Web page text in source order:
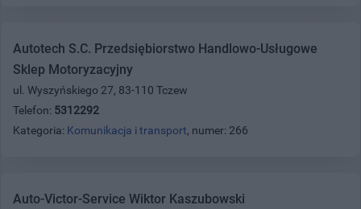
Autotech S.C. Przedsiębiorstwo Handlowo-Usługowe
Sklep Motoryzacyjny
ul. Wyszyńskiego 27, 83-110 Tczew
Telefon: 5312292
Kategoria: Komunikacja i transport, numer: 266
Auto-Victor-Service Wiktor Kaszubowski